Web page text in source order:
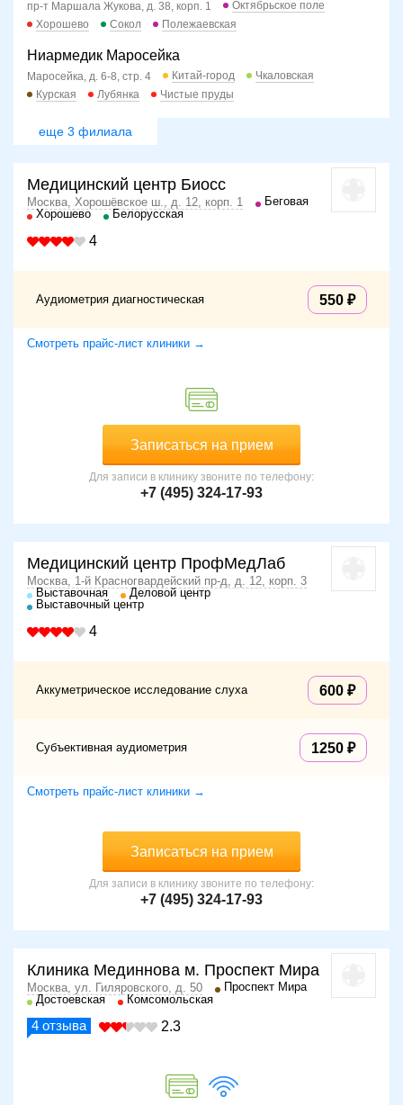
пр-т Маршала Жукова, д. 38, корп. 1
Октябрьское поле
Хорошево
Сокол Полежаевская
Ниармедик Маросейка
Маросейка, д. 6-8, стр. 4 Китай-город
Чкаловская
Курская
Лубянка Чистые пруды
еще 3 филиала
Медицинский центр Биосс
Москва, Хорошёвское ш., д. 12, корп. 1
Беговая
Хорошево
Белорусская
4
Аудиометрия диагностическая 550
Смотреть прайс-лист клиники →
Записаться на прием
Для записи в клинику звоните по телефону:
+7 (495) 324-17-93
Медицинский центр ПрофМедЛаб
Москва, 1-й Красногвардейский пр-д, д. 12, корп. 3
Выставочная
Деловой центр
Выставочный центр
4
Аккуметрическое исследование слуха 600
Субъективная аудиометрия 1250
Смотреть прайс-лист клиники →
Записаться на прием
Для записи в клинику звоните по телефону:
+7 (495) 324-17-93
Клиника Мединнова м. Проспект Мира
Москва, ул. Гиляровского, д. 50
Проспект Мира
Достоевская
Комсомольская
4 отзыва 2.3